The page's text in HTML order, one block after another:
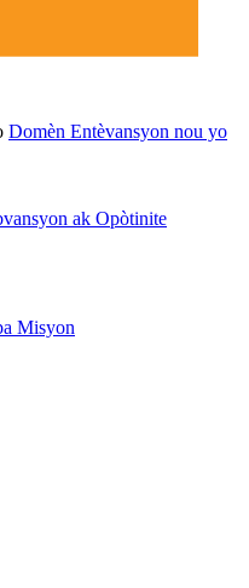
Domèn Entèvansyon nou yo
ak Opòtinite
Misyon